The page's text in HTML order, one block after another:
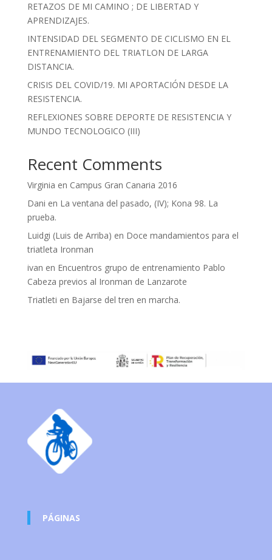
RETAZOS DE MI CAMINO ; DE LIBERTAD Y
APRENDIZAJES.
INTENSIDAD DEL SEGMENTO DE CICLISMO EN EL
ENTRENAMIENTO DEL TRIATLON DE LARGA
DISTANCIA.
CRISIS DEL COVID/19. MI APORTACIÓN DESDE LA
RESISTENCIA.
REFLEXIONES SOBRE DEPORTE DE RESISTENCIA Y
MUNDO TECNOLOGICO (III)
Recent Comments
Virginia en Campus Gran Canaria 2016
Dani en La ventana del pasado, (IV); Kona 98. La
prueba.
Luidgi (Luis de Arriba) en Doce mandamientos para el
triatleta Ironman
ivan en Encuentros grupo de entrenamiento Pablo
Cabeza previos al Ironman de Lanzarote
Triatleti en Bajarse del tren en marcha.
PÁGINAS